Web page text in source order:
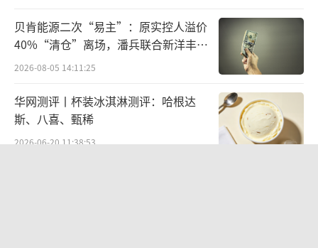
新能源汽车企业、理想汽车、奇瑞、沃尔沃、
上汽、广汽等众多国内外知名整车厂和宁德时
代等大型零部件企业。小米汽车属于公司核心
客户之一，公司目前客户数量众多，客户和业
务结构比较合理，不存在对某一单一客户高度
依赖的情况。
贝肯能源二次“易主”：原实控人溢价
40%“清仓”离场，潘兵联合新洋丰、
宏科百世拟入主
2026-08-05 14:11:25
华网测评丨杯装冰淇淋测评：哈根达
斯、八喜、甄稀
2026-06-20 11:38:53